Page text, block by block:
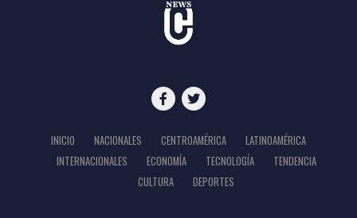
INICIO NACIONALES CENTROAMÉRICA
LATINOAMÉRICA
INTERNACIONALES
ECONOMÍA TECNOLOGÍA
TENDENCIA
CULTURA
DEPORTES